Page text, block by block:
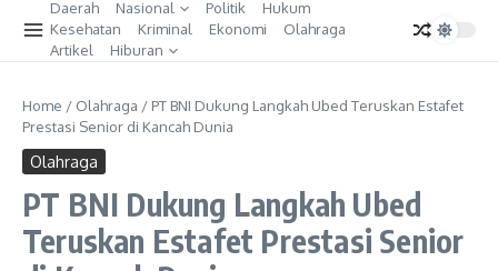
Daerah Nasional Politik
Hukum
Kesehatan
Kriminal Ekonomi
Olahraga
Artikel
Hiburan
Home / Olahraga / PT BNI Dukung Langkah Ubed Teruskan Estafet
Prestasi Senior di Kancah Dunia
Olahraga
PT BNI Dukung Langkah Ubed
Teruskan Estafet Prestasi Senior